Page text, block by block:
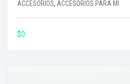
ACCESORIOS, ACCESORIOS PARA MI
$0